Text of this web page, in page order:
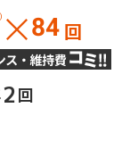
84 回
2回